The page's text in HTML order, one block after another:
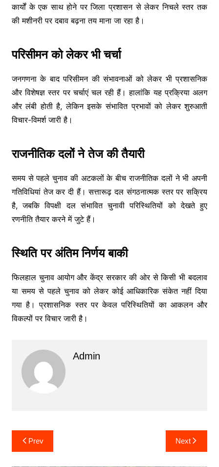
कार्यों के एक साथ होने पर जिला प्रशासन से लेकर निचले स्तर तक
की मशीनरी पर दबाव बढ़ना तय माना जा रहा है।
परिसीमन को लेकर भी चर्चा
जनगणना के बाद परिसीमन की संभावनाओं को लेकर भी प्रशासनिक
और विशेषज्ञ स्तर पर चर्चाएं चल रही हैं। हालांकि यह प्रक्रिया अलग
और लंबी होती है, लेकिन इसके संभावित प्रभावों को लेकर शुरुआती
विचार-विमर्श जारी है।
राजनीतिक दलों ने तेज की तैयारी
समय से पहले चुनाव की अटकलों के बीच राजनीतिक दलों ने भी अपनी
गतिविधियां तेज कर दी हैं। सत्तारूढ़ दल संगठनात्मक स्तर पर सक्रिय
है, जबकि विपक्षी दल संभावित चुनावी परिस्थितियों को देखते हुए
रणनीति तैयार करने में जुटे हैं।
स्थिति पर अंतिम निर्णय बाकी
फिलहाल चुनाव आयोग और केंद्र सरकार की ओर से किसी भी बदलाव
या समय से पहले चुनाव को लेकर कोई आधिकारिक संकेत नहीं दिया
गया है। प्रशासनिक स्तर पर केवल परिस्थितियों का आकलन और
विकल्पों पर विचार जारी है।
Admin
Post
navigation
Prev Next